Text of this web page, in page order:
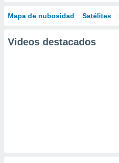
Mapa de nubosidad Satélites
Videos destacados